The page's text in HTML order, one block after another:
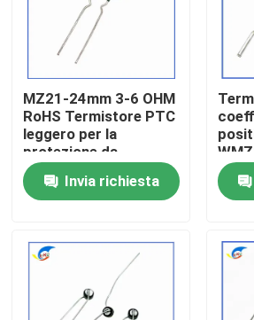
Casa.
Prodotti
video
Visita alla fabbrica
MZ21-24mm 3-6 OHM
RoHS Termistore PTC
leggero per la
protezione da
sovraccarico
Termistore con
coefficiente termico
Invia richiesta
la